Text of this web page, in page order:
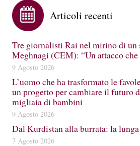
Articoli recenti
Tre giornalisti Rai nel mirino di un
Meghnagi (CEM): “Un attacco
9 Agosto 2026
L’uomo che ha trasformato le
un progetto per cambiare il futuro
migliaia di bambini
9 Agosto 2026
Dal Kurdistan alla burrata: la
7 Agosto 2026